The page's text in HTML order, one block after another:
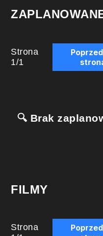
Strona
1/1
🔍 Brak
FILMY
Strona